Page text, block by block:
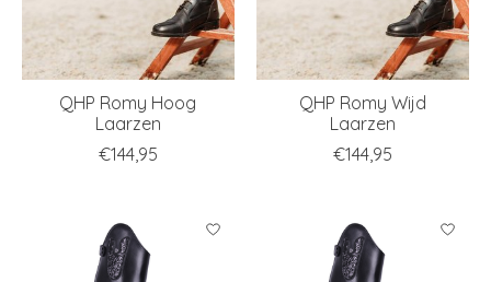
QHP Romy Hoog
Laarzen
€144,95
QHP Romy Wijd
Laarzen
€144,95